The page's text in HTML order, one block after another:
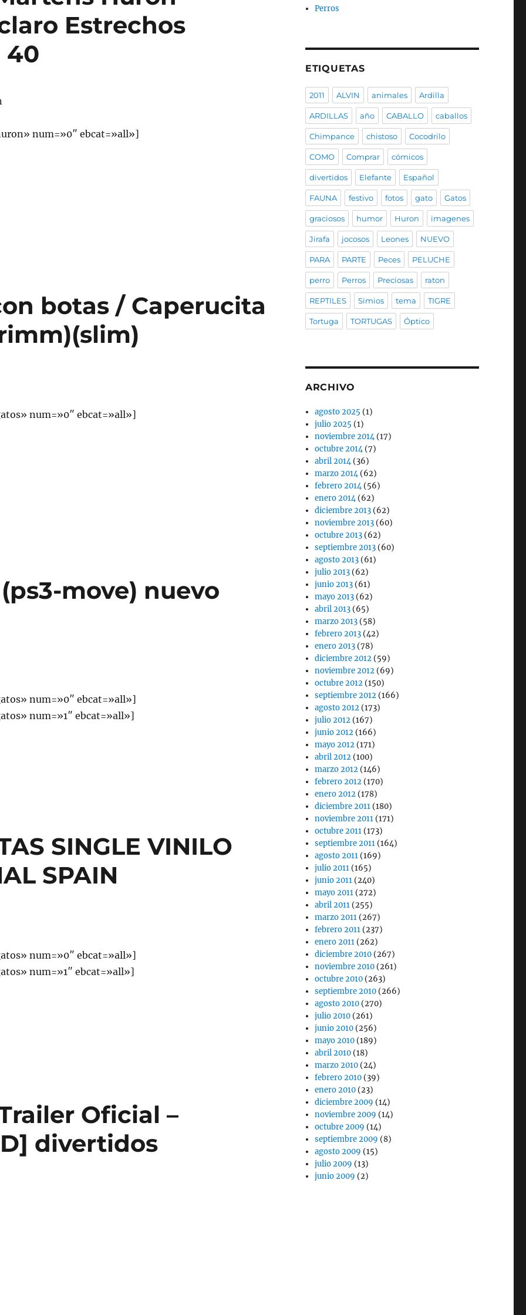
Estrechos
40
num=»0″ ebcat=»all»]
botas / Caperucita
num=»0″ ebcat=»all»]
move) nuevo
num=»0″ ebcat=»all»]
num=»1″ ebcat=»all»]
SINGLE VINILO
SPAIN
num=»0″ ebcat=»all»]
num=»1″ ebcat=»all»]
Oficial –
divertidos
Perros
ETIQUETAS
2011 ALVIN animales Ardilla
ARDILLAS año CABALLO caballos
Chimpance chistoso Cocodrilo
COMO Comprar cómicos
divertidos Elefante Español
FAUNA festivo fotos gato Gatos
graciosos humor Huron imagenes
Jirafa jocosos Leones NUEVO
PARA PARTE Peces PELUCHE
perro Perros Preciosas raton
REPTILES Simios tema TIGRE
Tortuga TORTUGAS Óptico
ARCHIVO
agosto 2025 (1)
julio 2025 (1)
noviembre 2014(17)
octubre 2014(7)
abril 2014(36)
marzo 2014(62)
febrero 2014(56)
enero 2014(62)
diciembre 2013 (62)
noviembre 2013 (60)
octubre 2013 (62)
septiembre 2013 (60)
agosto 2013 (61)
julio 2013 (62)
junio 2013 (61)
mayo 2013 (62)
abril 2013 (65)
marzo 2013 (58)
febrero 2013 (42)
enero 2013 (78)
diciembre 2012 (59)
noviembre 2012 (69)
octubre 2012 (150)
septiembre 2012 (166)
agosto 2012 (173)
julio 2012 (167)
junio 2012 (166)
mayo 2012 (171)
abril 2012 (100)
marzo 2012 (146)
febrero 2012 (170)
enero 2012 (178)
diciembre 2011 (180)
noviembre 2011 (171)
octubre 2011 (173)
septiembre 2011 (164)
agosto 2011 (169)
julio 2011 (165)
junio 2011 (240)
mayo 2011 (272)
abril 2011 (255)
marzo 2011 (267)
febrero 2011 (237)
enero 2011 (262)
diciembre 2010 (267)
noviembre 2010 (261)
octubre 2010 (263)
septiembre 2010 (266)
agosto 2010 (270)
julio 2010 (261)
junio 2010 (256)
mayo 2010 (189)
abril 2010 (18)
marzo 2010 (24)
febrero 2010 (39)
enero 2010 (23)
diciembre 2009 (14)
noviembre 2009 (14)
octubre 2009 (14)
septiembre 2009 (8)
agosto 2009 (15)
julio 2009 (13)
junio 2009 (2)